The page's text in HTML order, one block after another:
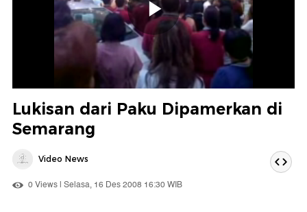
Memutarkan
Video
Lukisan dari Paku Dipamerkan di
Semarang
Video News
0 Views | Selasa, 16 Des 2008 16:30 WIB